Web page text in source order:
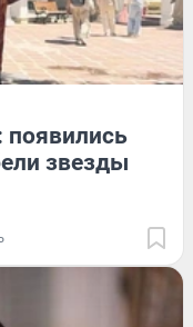
появились
звезды